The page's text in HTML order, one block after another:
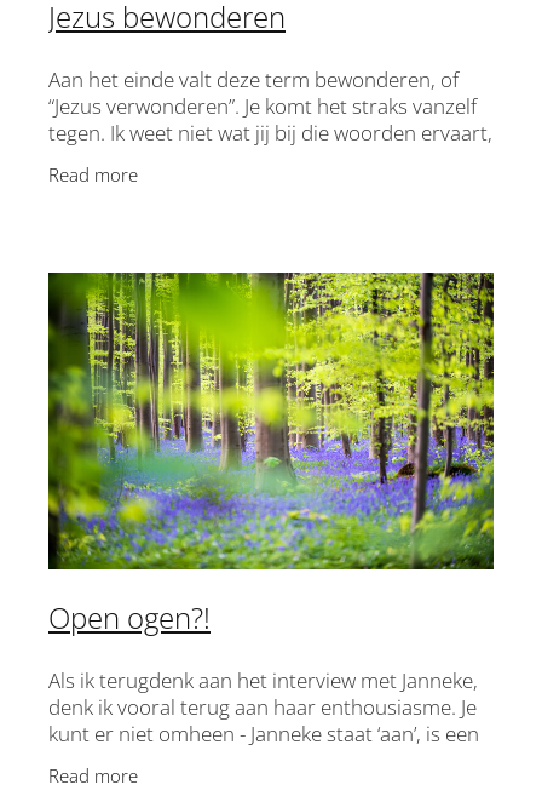
Jezus bewonderen
Aan het einde valt deze term bewonderen, of
“Jezus verwonderen”. Je komt het straks vanzelf
tegen. Ik weet niet wat jij bij die woorden ervaart,
maar voor mij is het iets van
Read more
Open ogen?!
Als ik terugdenk aan het interview met Janneke,
denk ik vooral terug aan haar enthousiasme. Je
kunt er niet omheen - Janneke staat ‘aan’, is een
discipel en leeft dat helemaal uit. Het is gaaf om
Read more